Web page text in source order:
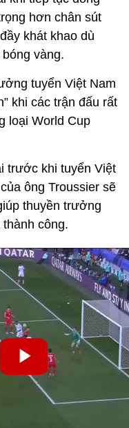
hơn chân sút
khát khao dù
vàng.
tuyển Việt Nam
khi các trận đấu rất
loại World Cup
trước khi tuyển Việt
ông Troussier sẽ
thuyền trưởng
công.